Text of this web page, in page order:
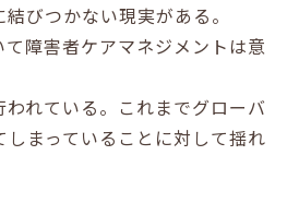
びつかない現実がある。
障害者ケアマネジメントは意
れている。これまでグローバ
まっていることに対して揺れ